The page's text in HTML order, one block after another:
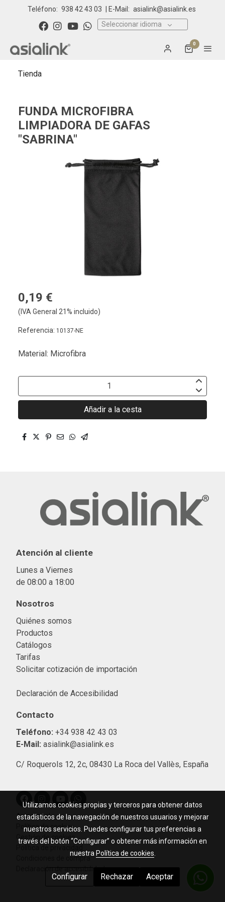
Teléfono: 938 42 43 03 | E-Mail: asialink@asialink.es
Seleccionar idioma
0
Tienda
FUNDA MICROFIBRA
LIMPIADORA DE GAFAS
"SABRINA"
0,19 €
(IVA General 21% incluido)
Referencia: 10137-NE
Material: Microfibra
Añadir a la cesta
Atención al cliente
Lunes a Viernes
de 08:00 a 18:00
Nosotros
Quiénes somos
Productos
Catálogos
Tarifas
Solicitar cotización de importación
Declaración de Accesibilidad
Contacto
Teléfono: +34 938 42 43 03
E-Mail: asialink@asialink.es
C/ Roquerols 12, 2c, 08430 La Roca del Vallès, España
Aviso legal
Política de cookies
Gestión de cookies
Condiciones de compra
Utilizamos cookies propias y terceros para obtener datos
estadísticos de la navegación de nuestros usuarios y mejorar
nuestros servicios. Puedes configurar tus preferencias a
través del botón “Configurar” o obtener más información en
nuestra Política de cookies
Configurar Rechazar Aceptar